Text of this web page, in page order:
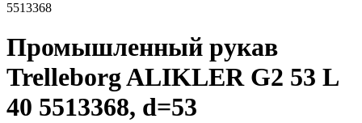
5513368
Промышленный рукав
Trelleborg ALIKLER G2 53 L
40 5513368, d=53